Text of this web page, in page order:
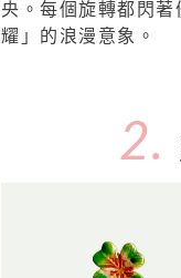
央。每個旋轉都閃
耀」的浪漫意象。
2.